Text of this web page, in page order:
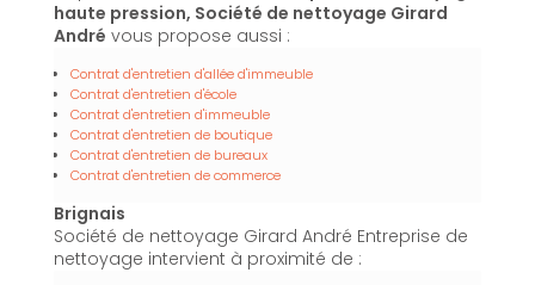
haute pression, Société de nettoyage Girard
André vous propose aussi :
Contrat d'entretien d'allée d'immeuble
Contrat d'entretien d'école
Contrat d'entretien d'immeuble
Contrat d'entretien de boutique
Contrat d'entretien de bureaux
Contrat d'entretien de commerce
Brignais
Société de nettoyage Girard André Entreprise de
nettoyage intervient à proximité de :